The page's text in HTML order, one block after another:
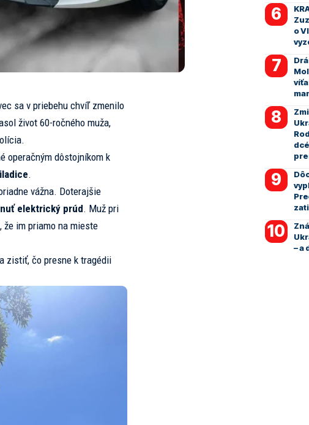
sa v priebehu chvíľ zmenilo
život 60-ročného muža,
operačným dôstojníkom k
.
vážna. Doterajšie
elektrický prúd. Muž pri
im priamo na mieste
zistiť, čo presne k tragédii
o
– a